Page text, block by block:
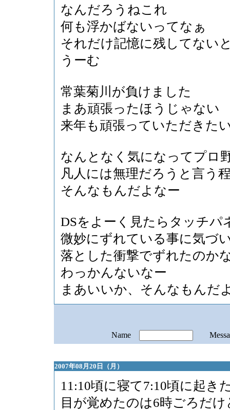
なんだろうねこれ
何も浮かばないってなぁ
それだけ記憶に残してない
うーむ
常葉菊川が負けました
まあ頑張ったほうじゃない
来年も頑張っていただきた
なんとなく気になってプロ
凡人には無理だろうと言う
そんなもんだよなー
DSをよーく見たらタッチパ
微妙にずれている事に気づ
落とした衝撃でずれたのか
わっかんないなー
まあいいか、そんなもんだ
Name
2007年08月20日（月）
11:10頃に寝て7:10頃に起き
目が覚めたのは6時ごろだ